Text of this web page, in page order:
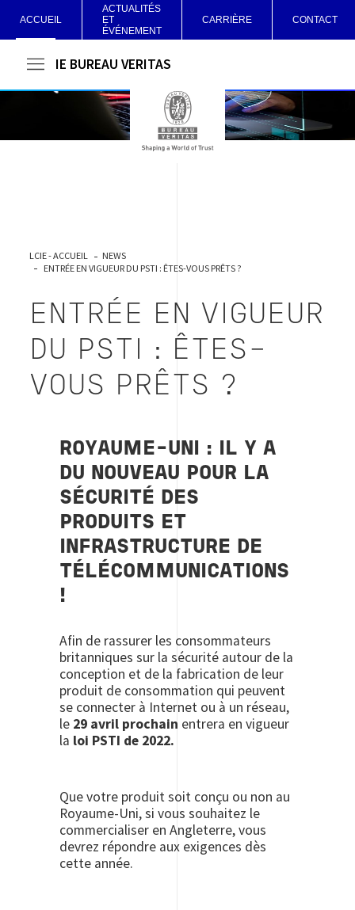
ACCUEIL
ACTUALITÉS
ET
ÉVÉNEMENT
CARRIÈRE CONTACT
LCIE BUREAU VERITAS
LCIE - ACCUEIL
NEWS
ENTRÉE EN VIGUEUR DU PSTI : ÊTES-VOUS PRÊTS ?
ENTRÉE EN VIGUEUR
DU PSTI : ÊTES-
VOUS PRÊTS ?
ROYAUME-UNI : IL Y A
DU NOUVEAU POUR LA
SÉCURITÉ DES
PRODUITS ET
INFRASTRUCTURE DE
TÉLÉCOMMUNICATIONS
!
Afin de rassurer les consommateurs
britanniques sur la sécurité autour de la
conception et de la fabrication de leur
produit de consommation qui peuvent
se connecter à Internet ou à un réseau,
le 29 avril prochain entrera en vigueur
la loi PSTI de 2022.
Que votre produit soit conçu ou non au
Royaume-Uni, si vous souhaitez le
commercialiser en Angleterre, vous
devrez répondre aux exigences dès
cette année.